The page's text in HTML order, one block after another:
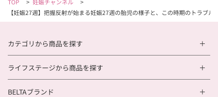
TOP > 妊娠チャンネル
>
【妊娠27週】把握反射が始まる妊娠27週の胎児の様子と、この時期のトラブル
カテゴリから商品を探す
ライフステージから商品を探す
BELTAブランド